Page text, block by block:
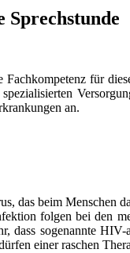
Sprechstunde
Fachkompetenz für
an.
das beim Menschen
folgen bei den
dass sogenannte
einer raschen